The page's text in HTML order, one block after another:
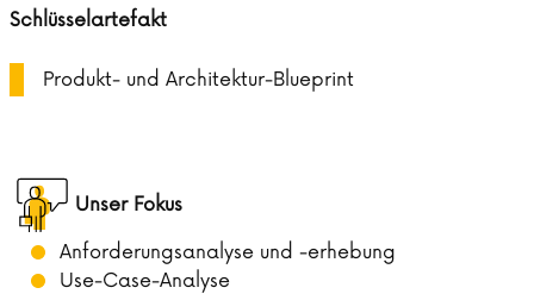
Schlüsselartefakt
Produkt- und Architektur-Blueprint
Unser Fokus
Anforderungsanalyse und -erhebung
Use-Case-Analyse